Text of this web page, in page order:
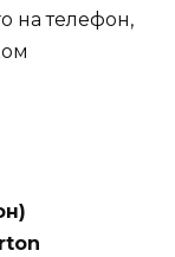
на телефон,